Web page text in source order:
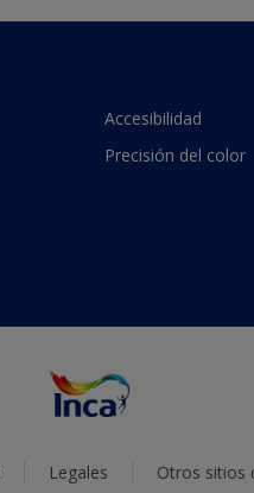
Accesibilidad
Precisión del color
Legales Otros sitios